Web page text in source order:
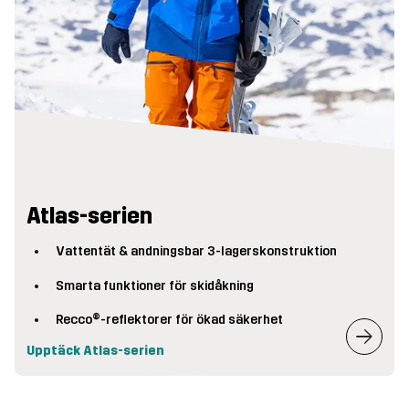
Atlas-serien
Vattentät & andningsbar 3-lagerskonstruktion
Smarta funktioner för skidåkning
Recco®-reflektorer för ökad säkerhet
Upptäck Atlas-serien